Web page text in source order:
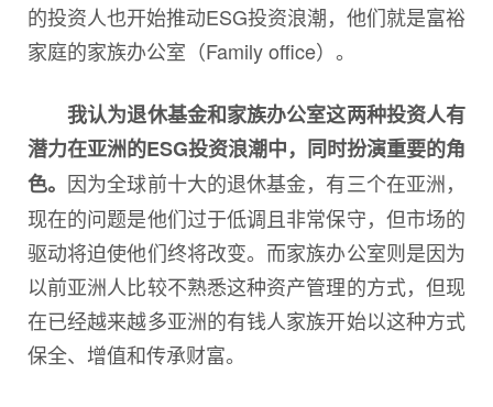
的投资人也开始推动ESG投资浪潮，他们就是富裕
家庭的家族办公室（Family office）。
我认为退休基金和家族办公室这两种投资人有
潜力在亚洲的ESG投资浪潮中，同时扮演重要的角
色。 因为全球前十大的退休基金，有三个在亚洲，
现在的问题是他们过于低调且非常保守，但市场的
驱动将迫使他们终将改变。而家族办公室则是因为
以前亚洲人比较不熟悉这种资产管理的方式，但现
在已经越来越多亚洲的有钱人家族开始以这种方式
保全、增值和传承财富。